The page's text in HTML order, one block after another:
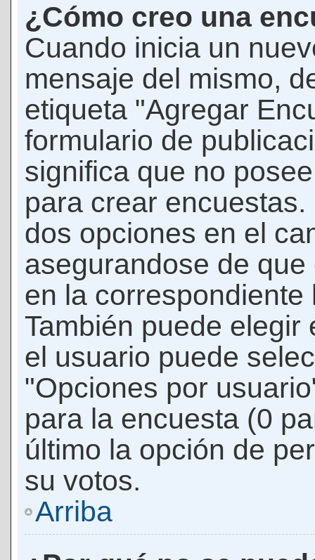
¿Cómo creo una
Cuando inicia un
mensaje del mismo,
etiqueta "Agregar
formulario de
significa que no
para crear
dos opciones en el
asegurandose de
en la
También puede
el usuario puede
"Opciones por
para la encuesta (0
último la opción de
su votos.
Arriba